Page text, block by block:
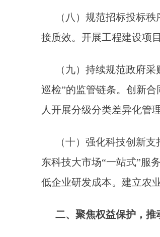
（八）规范招标投标
接质效。开展工程建设项
（九）持续规范政府
巡检”的监管链条。创新
人开展分级分类差异化管
（十）强化科技创新
东科技大市场“一站式”服
低企业研发成本。建立农
二、聚焦权益保护，推